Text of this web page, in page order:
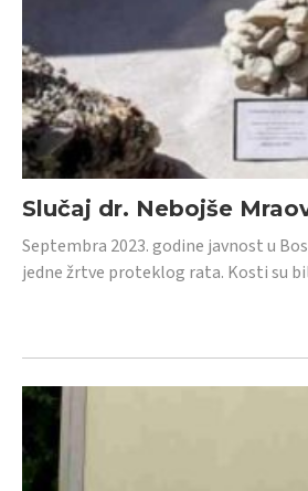
Slučaj dr. Nebojše
Septembra 2023. godine javnost u
jedne žrtve proteklog rata. Kosti su